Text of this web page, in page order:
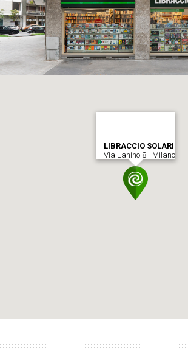
LIBRACCIO SOLARI
Via Lanino 8 - Milano